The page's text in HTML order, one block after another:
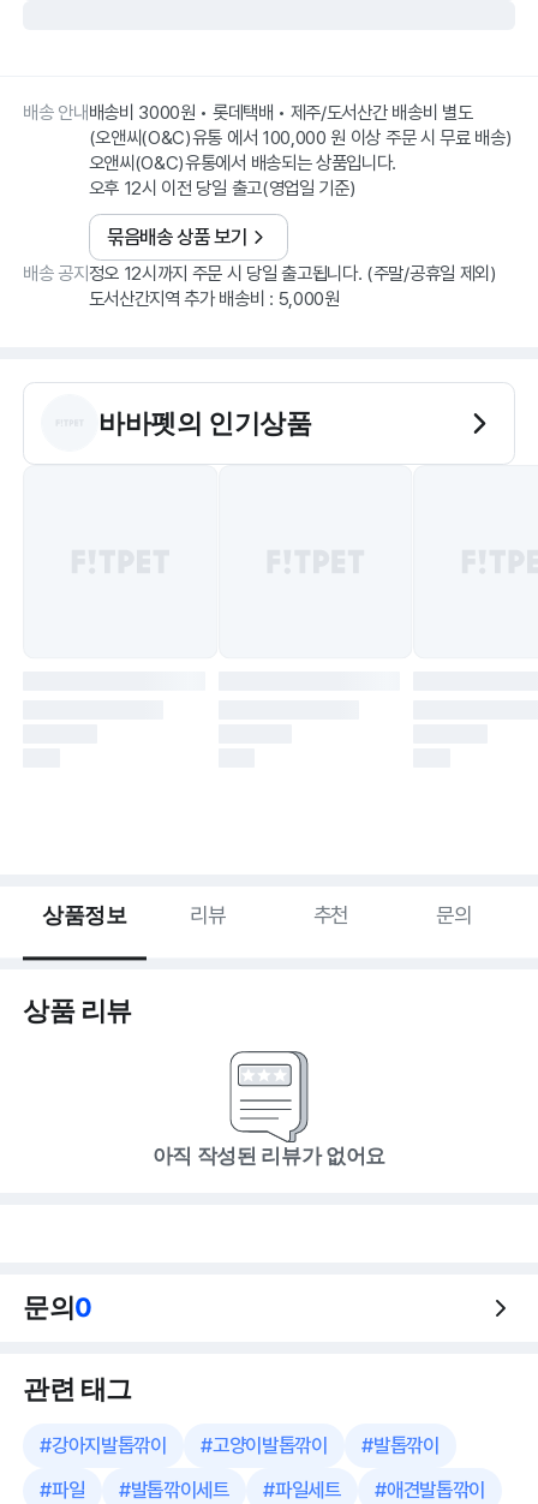
배송 안내배송비 3000원 • 롯데택배 • 제주/도서산간 배송비 별도
(오앤씨(O&C)유통 에서 100,000 원 이상 주문 시 무료 배송)
오앤씨(O&C)유통에서 배송되는 상품입니다.
오후 12시 이전 당일 출고(영업일 기준)
묶음배송 상품 보기
배송 공지 정오 12시까지 주문 시 당일 출고됩니다. (주말/공휴일 제외)
도서산간지역 추가 배송비 : 5,000원
바바펫의 인기상품
상품정보 리뷰 추천 문의
상품 리뷰
아직 작성된 리뷰가 없어요
문의0
관련 태그
#강아지발톱깎이 #고양이발톱깎이 #발톱깎이
#파일 #발톱깎이세트 #파일세트 #애견발톱깎이